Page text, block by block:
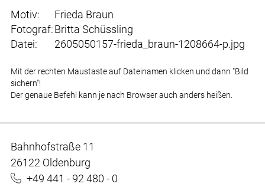
Motiv:
Frieda Braun
Fotograf:Britta Schüssling
Datei:
2605050157-frieda_braun-1208664-p.jpg
Mit der rechten Maustaste auf Dateinamen klicken und dann "Bild
sichern"!
Der genaue Befehl kann je nach Browser auch anders heißen.
Bahnhofstraße 11
26122 Oldenburg
+49 441 - 92 480 - 0